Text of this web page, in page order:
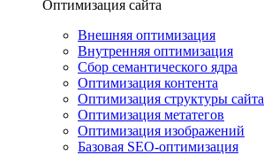
Оптимизация сайта
Внешняя оптимизация
Внутренняя оптимизация
Сбор семантического ядра
Оптимизация контента
Оптимизация структуры сайта
Оптимизация метатегов
Оптимизация изображений
Базовая SEO-оптимизация